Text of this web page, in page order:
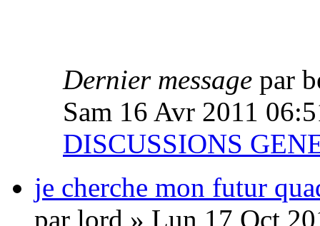
Dernier message par
Sam 16 Avr 2011
DISCUSSIONS
je cherche mon futur
par lord » Lun 17 Oct